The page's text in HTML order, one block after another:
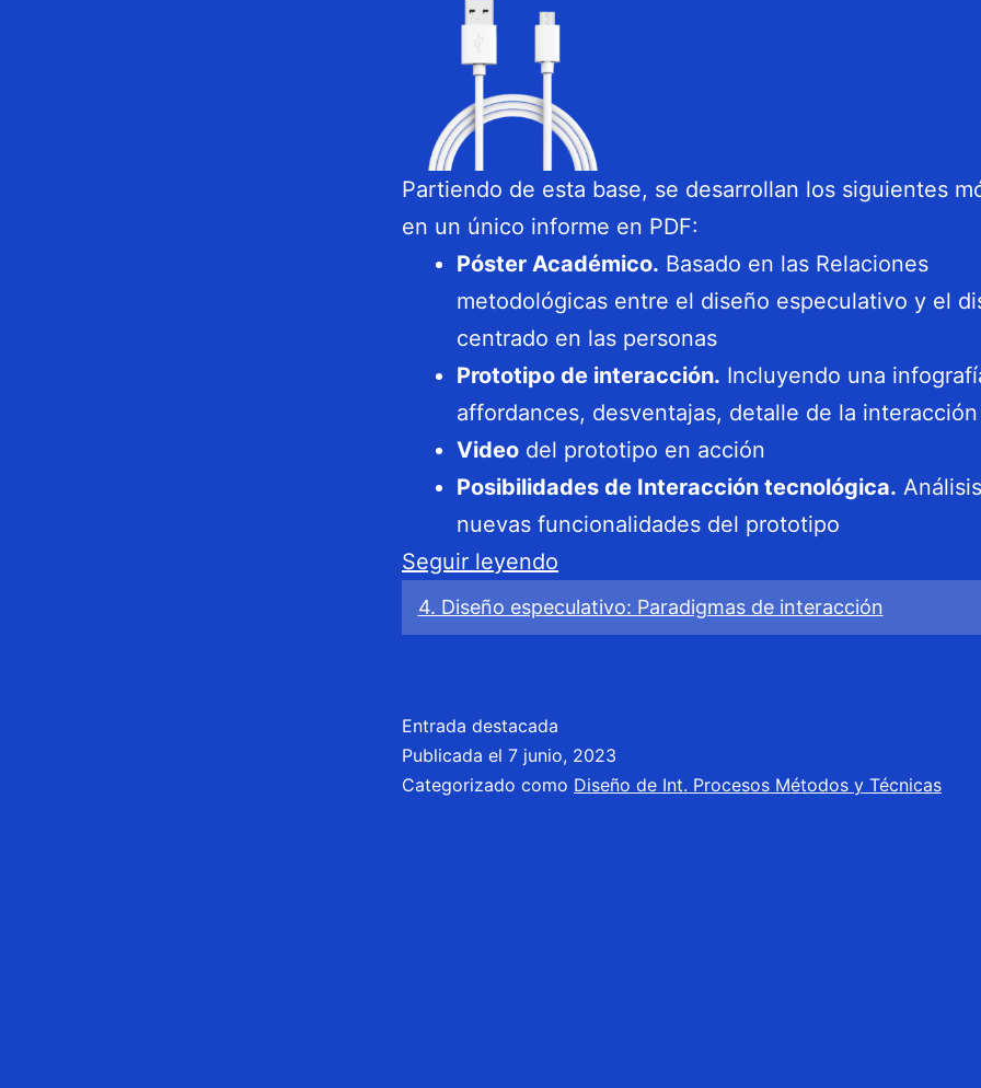
Partiendo de esta base, se desarrollan los siguientes
en un único informe en PDF:
Póster Académico. Basado en las Relaciones
metodológicas entre el diseño especulativo y el
centrado en las personas
Prototipo de interacción. Incluyendo una
affordances, desventajas, detalle de la
Video del prototipo en acción
Posibilidades de Interacción tecnológica.
nuevas funcionalidades del prototipo
Seguir leyendo
/
Diseño
4. Diseño especulativo: Paradigmas de interacción
Entrada destacada
Publicada el 7 junio, 2023
Categorizado como Diseño de Int. Procesos Métodos y Técnicas